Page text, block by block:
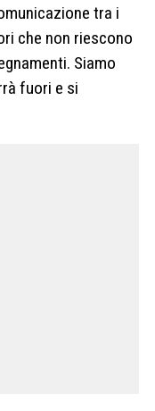
tra i
che non riescono
Siamo
fuori e si